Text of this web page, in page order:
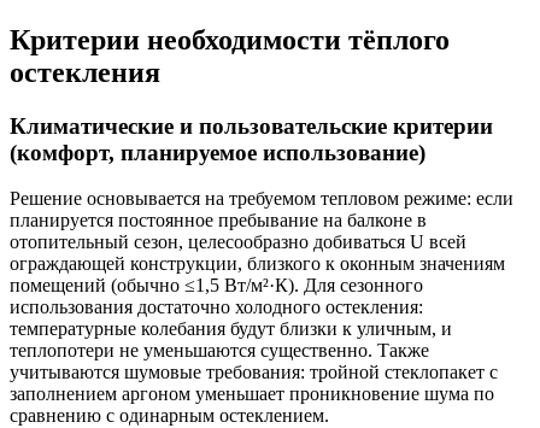
Критерии необходимости тёплого
остекления
Климатические и пользовательские критерии
(комфорт, планируемое использование)
Решение основывается на требуемом тепловом режиме: если
планируется постоянное пребывание на балконе в
отопительный сезон, целесообразно добиваться U всей
ограждающей конструкции, близкого к оконным значениям
помещений (обычно ≤1,5 Вт/м²·К). Для сезонного
использования достаточно холодного остекления:
температурные колебания будут близки к уличным, и
теплопотери не уменьшаются существенно. Также
учитываются шумовые требования: тройной стеклопакет с
заполнением аргоном уменьшает проникновение шума по
сравнению с одинарным остеклением.